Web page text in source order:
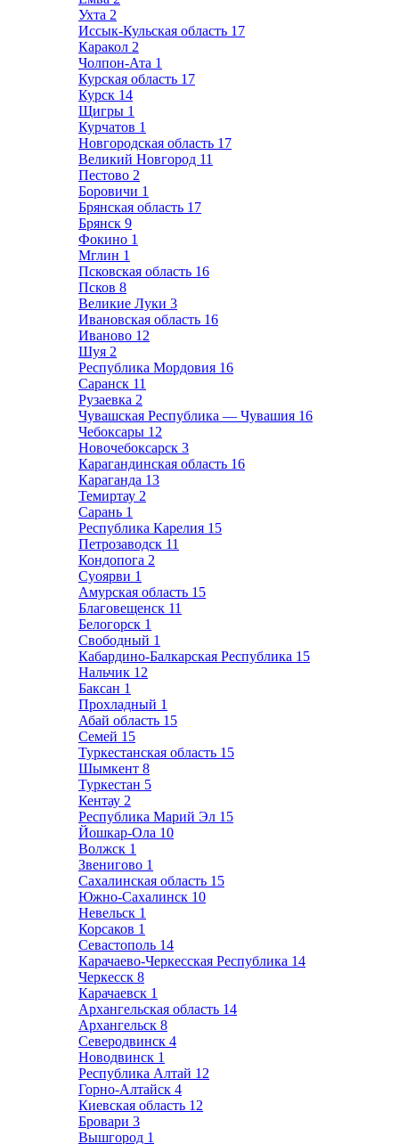
Ухта 2
Иссык-Кульская область 17
Каракол 2
Чолпон-Ата 1
Курская область 17
Курск 14
Щигры 1
Курчатов 1
Новгородская область 17
Великий Новгород 11
Пестово 2
Боровичи 1
Брянская область 17
Брянск 9
Фокино 1
Мглин 1
Псковская область 16
Псков 8
Великие Луки 3
Ивановская область 16
Иваново 12
Шуя 2
Республика Мордовия 16
Саранск 11
Рузаевка 2
Чувашская Республика — Чувашия 16
Чебоксары 12
Новочебоксарск 3
Карагандинская область 16
Караганда 13
Темиртау 2
Сарань 1
Республика Карелия 15
Петрозаводск 11
Кондопога 2
Суоярви 1
Амурская область 15
Благовещенск 11
Белогорск 1
Свободный 1
Кабардино-Балкарская Республика 15
Нальчик 12
Баксан 1
Прохладный 1
Абай область 15
Семей 15
Туркестанская область 15
Шымкент 8
Туркестан 5
Кентау 2
Республика Марий Эл 15
Йошкар-Ола 10
Волжск 1
Звенигово 1
Сахалинская область 15
Южно-Сахалинск 10
Невельск 1
Корсаков 1
Севастополь 14
Карачаево-Черкесская Республика 14
Черкесск 8
Карачаевск 1
Архангельская область 14
Архангельск 8
Северодвинск 4
Новодвинск 1
Республика Алтай 12
Горно-Алтайск 4
Киевская область 12
Бровари 3
Вышгород 1